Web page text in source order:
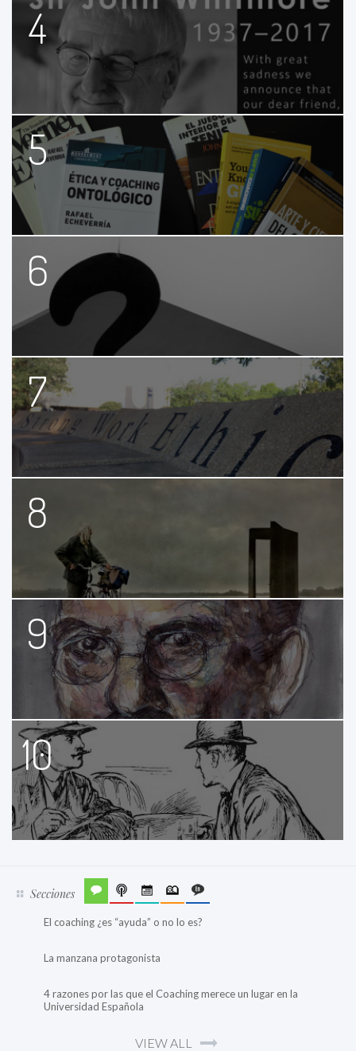
4
5
6
7
8
9
10
Secciones
El coaching ¿es “ayuda” o no lo es?
La manzana protagonista
4 razones por las que el Coaching merece un lugar en la
Universidad Española
VIEW ALL